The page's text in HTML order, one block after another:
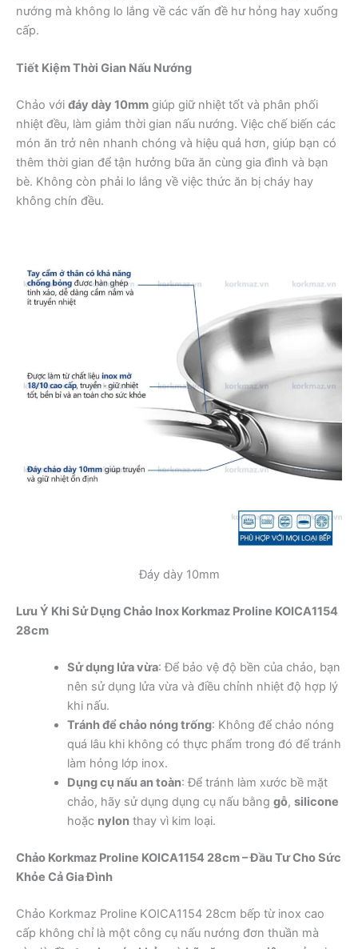
nướng mà không lo lắng về các vấn đề hư hỏng hay xuống
cấp.
Tiết Kiệm Thời Gian Nấu Nướng
Chảo với đáy dày 10mm giúp giữ nhiệt tốt và phân phối
nhiệt đều, làm giảm thời gian nấu nướng. Việc chế biến các
món ăn trở nên nhanh chóng và hiệu quả hơn, giúp bạn có
thêm thời gian để tận hưởng bữa ăn cùng gia đình và bạn
bè. Không còn phải lo lắng về việc thức ăn bị cháy hay
không chín đều.
Đáy dày 10mm
Lưu Ý Khi Sử Dụng Chảo Inox Korkmaz Proline KOICA1154
28cm
Sử dụng lửa vừa: Để bảo vệ độ bền của chảo, bạn
nên sử dụng lửa vừa và điều chỉnh nhiệt độ hợp lý
khi nấu.
Tránh để chảo nóng trống: Không để chảo nóng
quá lâu khi không có thực phẩm trong đó để tránh
làm hỏng lớp inox.
Dụng cụ nấu an toàn: Để tránh làm xước bề mặt
chảo, hãy sử dụng dụng cụ nấu bằng gỗ, silicone
hoặc nylonthay vì kim loại.
Chảo Korkmaz Proline KOICA1154 28cm – Đầu Tư Cho Sức
Khỏe Cả Gia Đình
Chảo Korkmaz Proline KOICA1154 28cm bếp từ inox cao
cấp không chỉ là một công cụ nấu nướng đơn thuần mà